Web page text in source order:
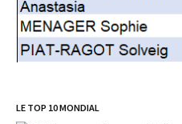
LE TOP 10 MONDIAL